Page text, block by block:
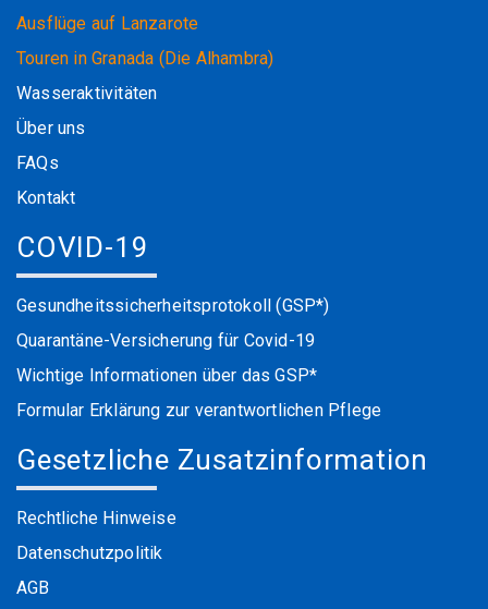
Ausflüge auf Lanzarote
Touren in Granada (Die Alhambra)
Wasseraktivitäten
Über uns
FAQs
Kontakt
COVID-19
Gesundheitssicherheitsprotokoll (GSP*)
Quarantäne-Versicherung für Covid-19
Wichtige Informationen über das GSP*
Formular Erklärung zur verantwortlichen Pflege
Gesetzliche Zusatzinformation
Rechtliche Hinweise
Datenschutzpolitik
AGB